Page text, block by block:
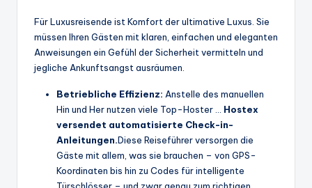
Für Luxusreisende ist Komfort der ultimative Luxus. Sie
müssen Ihren Gästen mit klaren, einfachen und eleganten
Anweisungen ein Gefühl der Sicherheit vermitteln und
jegliche Ankunftsangst ausräumen.
Betriebliche Effizienz: Anstelle des manuellen
Hin und Her nutzen viele Top-Hoster … Hostex
versendet automatisierte Check-in-
Anleitungen.Diese Reiseführer versorgen die
Gäste mit allem, was sie brauchen – von GPS-
Koordinaten bis hin zu Codes für intelligente